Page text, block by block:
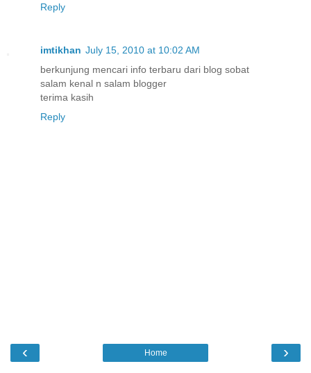
Reply
imtikhan July 15, 2010 at 10:02 AM
berkunjung mencari info terbaru dari blog sobat
salam kenal n salam blogger
terima kasih
Reply
‹ ›
Home